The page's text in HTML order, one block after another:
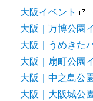
大阪イベント
大阪｜万博公園
大阪｜うめきた
大阪｜扇町公園
大阪｜中之島公
大阪｜大阪城公